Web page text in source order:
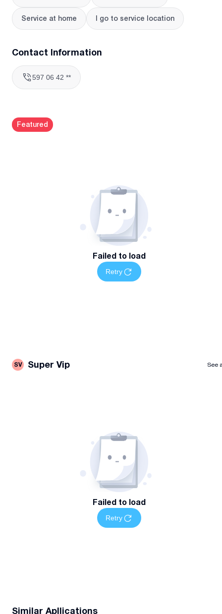
Service at home I go to service location
Contact Information
597 06 42 **
Featured
Failed to load
Retry
SV Super Vip See
Failed to load
Retry
Similar Apllications